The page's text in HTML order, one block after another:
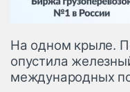
На одном крыле.
опустила
международных